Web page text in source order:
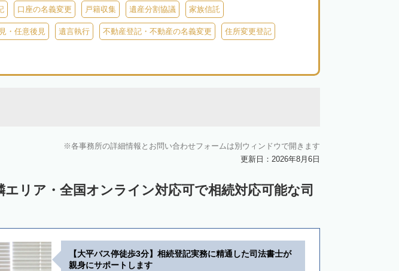
口座の名義変更 戸籍収集 遺産分割協議 家族信託
・任意後見 遺言執行 不動産登記・不動産の名義変更 住所変更登記
各事務所の詳細情報とお問い合わせフォームは別ウィンドウで開きます
更新日：2026年8月6日
エリア・全国オンライン対応可で相続対応可能な司
【大平バス停徒歩3分】相続登記実務に精通した司法書士が
親身にサポートします